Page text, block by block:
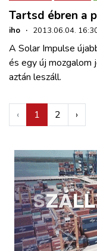
Tartsd ébren a
iho · 2013.06.04.
A Solar Impulse
és egy új mozgalom
aztán leszáll.
‹ 1 2 ›